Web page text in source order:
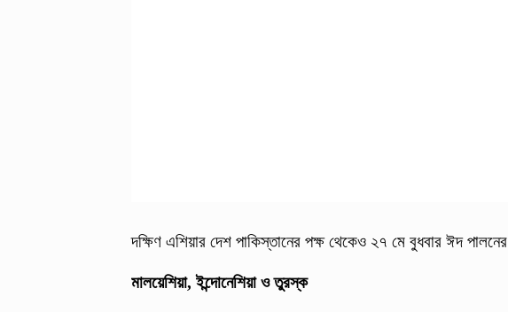
দক্ষিণ এশিয়ার দেশ পাকিস্তানের পক্ষ থেকেও ২৭ মে বুধবার ঈদ
মালয়েশিয়া, ইন্দোনেশিয়া ও তুরস্ক